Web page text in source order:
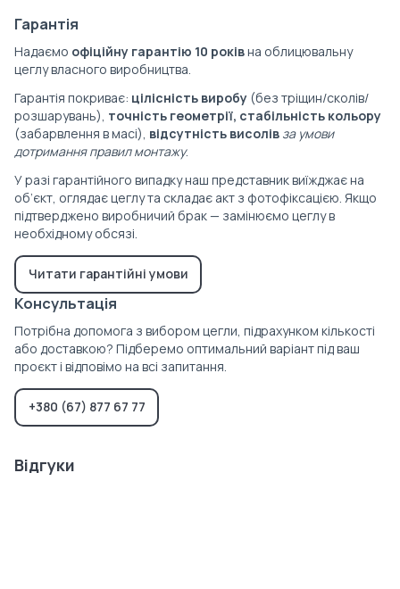
Гарантія
Надаємо офіційну гарантію 10 роківна облицювальну
цеглу власного виробництва.
Гарантія покриває: цілісність виробу (без тріщин/сколів/
розшарувань), точність геометрії, стабільність кольору
(забарвлення в масі), відсутність висолів за умови
дотримання правил монтажу.
У разі гарантійного випадку наш представник виїжджає на
об’єкт, оглядає цеглу та складає акт з фотофіксацією. Якщо
підтверджено виробничий брак — замінюємо цеглу в
необхідному обсязі.
Читати гарантійні умови
Консультація
Потрібна допомога з вибором цегли, підрахунком кількості
або доставкою? Підберемо оптимальний варіант під ваш
проєкт і відповімо на всі запитання.
+380 (67) 877 67 77
Відгуки